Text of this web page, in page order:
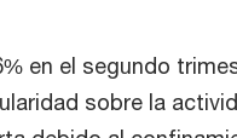
en el segundo
sobre la